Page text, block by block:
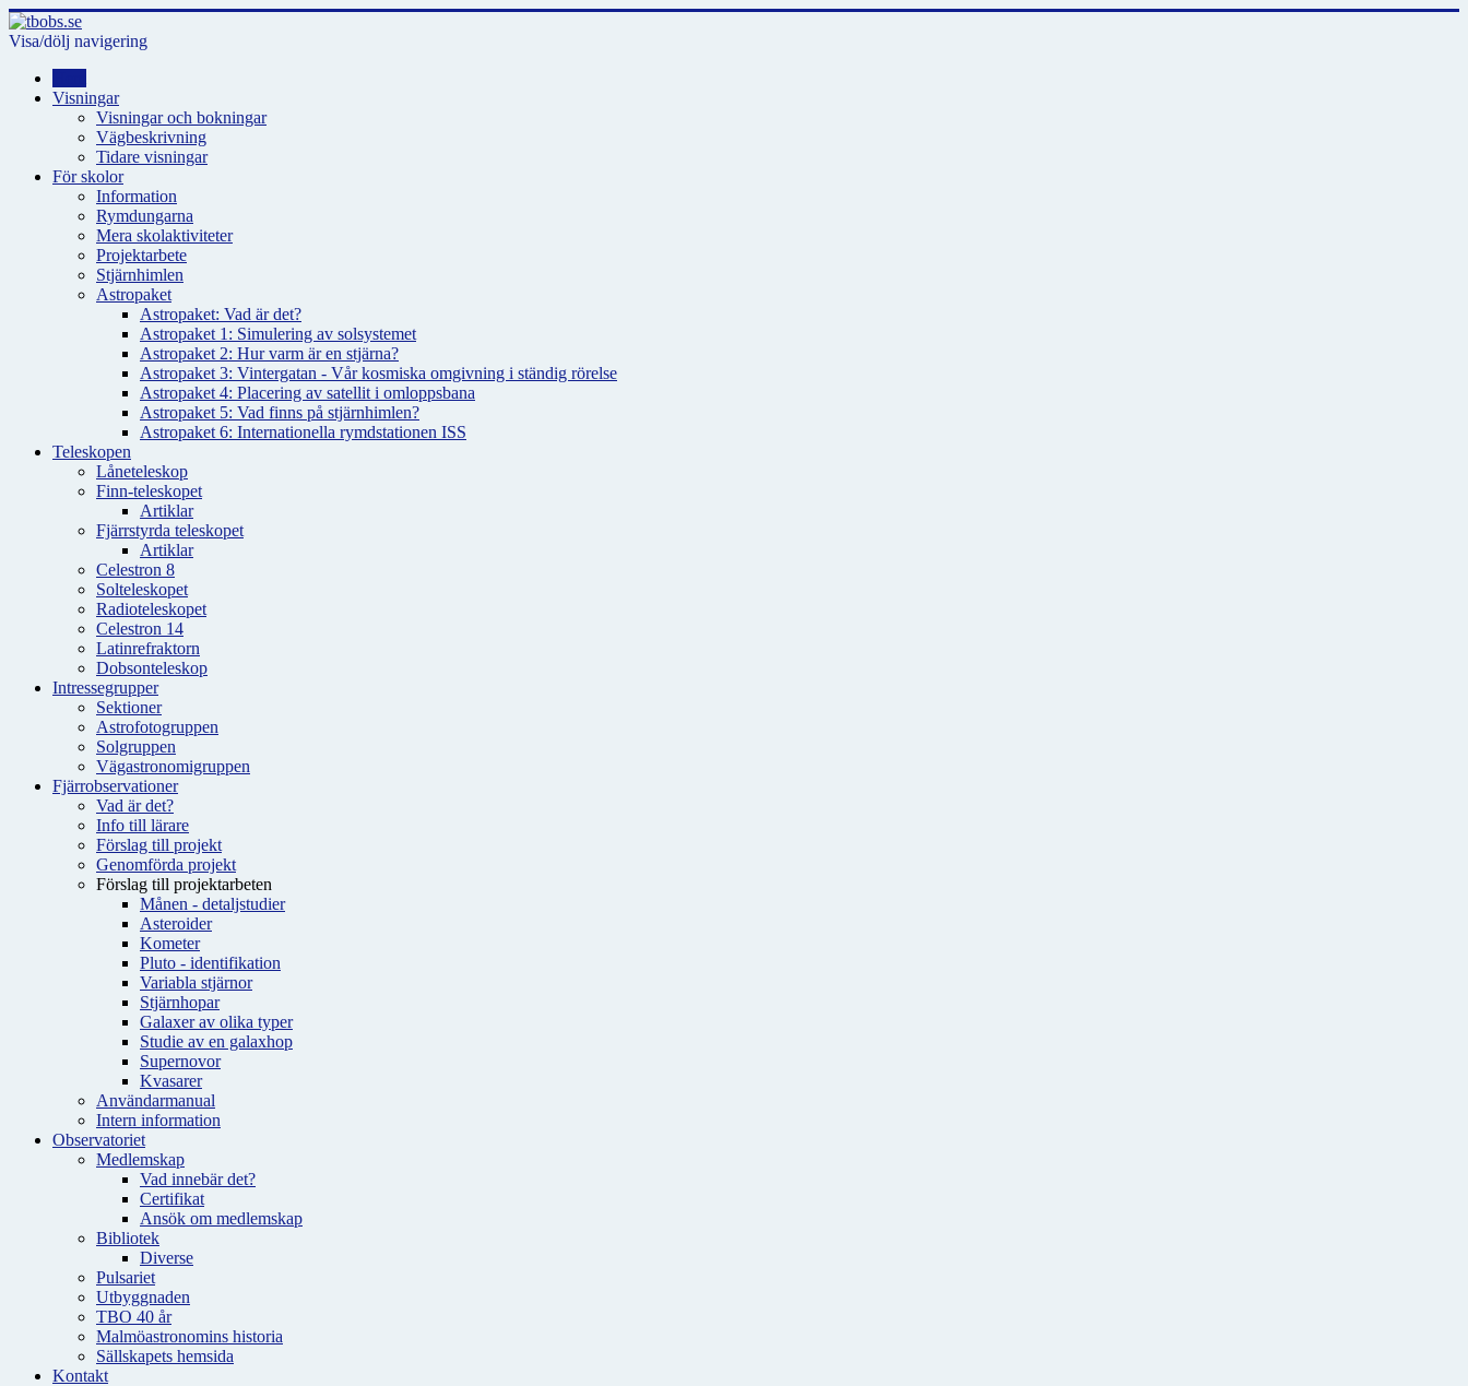
Visa/dölj navigering
Visningar
Visningar och bokningar
Vägbeskrivning
Tidare visningar
För skolor
Information
Rymdungarna
Mera skolaktiviteter
Projektarbete
Stjärnhimlen
Astropaket
Astropaket: Vad är det?
Astropaket 1: Simulering av solsystemet
Astropaket 2: Hur varm är en stjärna?
Astropaket 3: Vintergatan - Vår kosmiska omgivning i ständig rörelse
Astropaket 4: Placering av satellit i omloppsbana
Astropaket 5: Vad finns på stjärnhimlen?
Astropaket 6: Internationella rymdstationen ISS
Teleskopen
Låneteleskop
Finn-teleskopet
Artiklar
Fjärrstyrda teleskopet
Artiklar
Celestron 8
Solteleskopet
Radioteleskopet
Celestron 14
Latinrefraktorn
Dobsonteleskop
Intressegrupper
Sektioner
Astrofotogruppen
Solgruppen
Vägastronomigruppen
Fjärrobservationer
Vad är det?
Info till lärare
Förslag till projekt
Genomförda projekt
Förslag till projektarbeten
Månen - detaljstudier
Asteroider
Kometer
Pluto - identifikation
Variabla stjärnor
Stjärnhopar
Galaxer av olika typer
Studie av en galaxhop
Supernovor
Kvasarer
Användarmanual
Intern information
Observatoriet
Medlemskap
Vad innebär det?
Certifikat
Ansök om medlemskap
Bibliotek
Diverse
Pulsariet
Utbyggnaden
TBO 40 år
Malmöastronomins historia
Sällskapets hemsida
Kontakt